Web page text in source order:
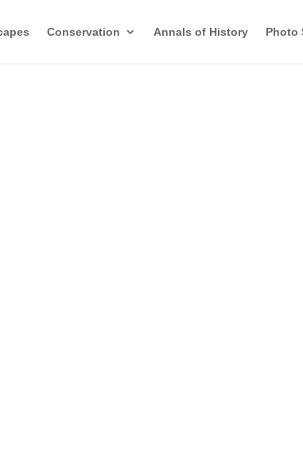
Conservation Annals of History Photo